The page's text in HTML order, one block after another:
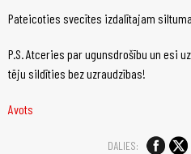
Pateicoties svecītes izdalītajam
P.S. Atceries par ugunsdrošību un esi
tēju sildīties bez uzraudzības!
Avots
DALIES: